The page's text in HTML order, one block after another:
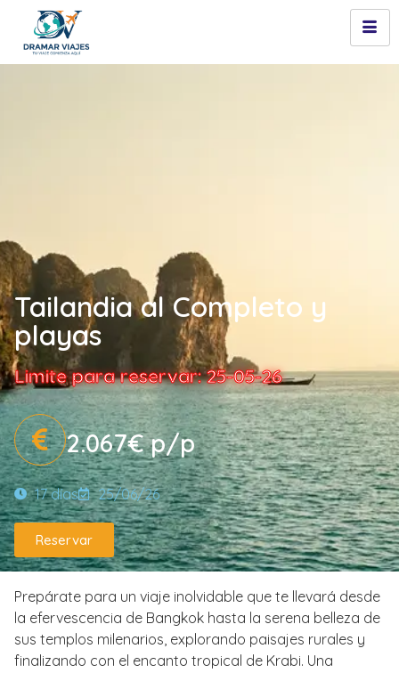
Tailandia al Completo y
playas
Limite para reservar: 25-05-26
2.067€ p/p
17 días 25/06/26
Reservar
Prepárate para un viaje inolvidable que te llevará desde
la efervescencia de Bangkok hasta la serena belleza de
sus templos milenarios, explorando paisajes rurales y
finalizando con el encanto tropical de Krabi. Una